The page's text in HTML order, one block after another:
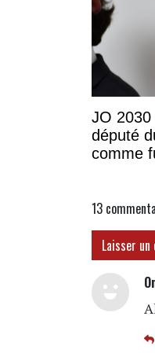
JO 2030
député
comme
13
Laisser